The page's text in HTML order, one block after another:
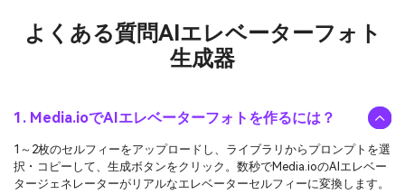
よくある質問AIエレベーターフォト
生成器
1. Media.ioでAIエレベーターフォトを作るには？
1～2枚のセルフィーをアップロードし、ライブラリからプロンプトを選
択・コピーして、生成ボタンをクリック。数秒でMedia.ioのAIエレベー
タージェネレーターがリアルなエレベーターセルフィーに変換します。